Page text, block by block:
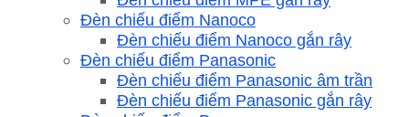
Đèn chiếu điểm Nanoco
Đèn chiếu điểm Nanoco gắn rây
Đèn chiếu điểm Panasonic
Đèn chiếu điểm Panasonic âm trần
Đèn chiếu điểm Panasonic gắn rây